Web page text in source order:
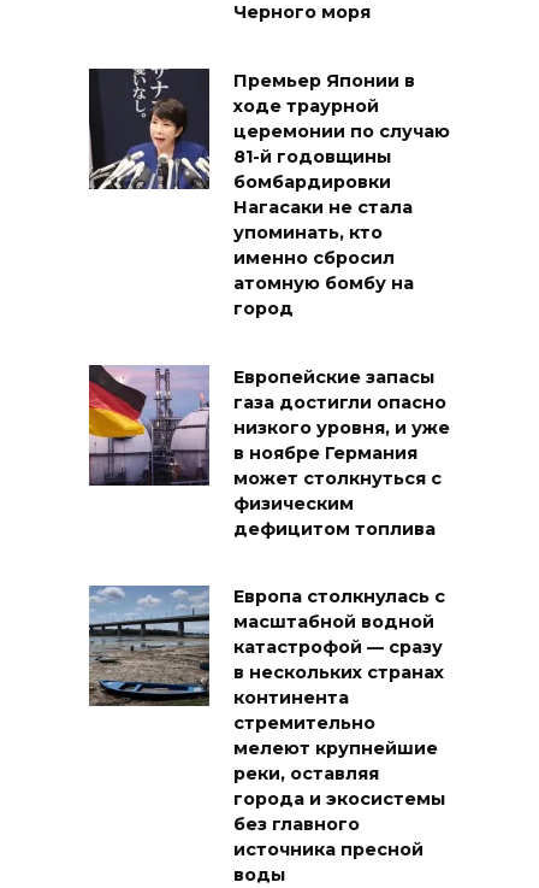
Черного моря
Премьер Японии в
ходе траурной
церемонии по случаю
81-й годовщины
бомбардировки
Нагасаки не стала
упоминать, кто
именно сбросил
атомную бомбу на
город
Европейские запасы
газа достигли опасно
низкого уровня, и уже
в ноябре Германия
может столкнуться с
физическим
дефицитом топлива
Европа столкнулась с
масштабной водной
катастрофой — сразу
в нескольких странах
континента
стремительно
мелеют крупнейшие
реки, оставляя
города и экосистемы
без главного
источника пресной
воды